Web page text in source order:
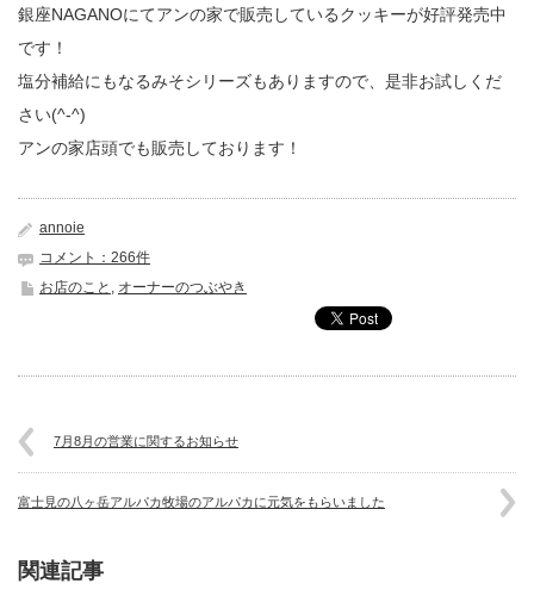
銀座NAGANOにてアンの家で販売しているクッキーが好評発売中
です！
塩分補給にもなるみそシリーズもありますので、是非お試しくだ
さい(^-^)
アンの家店頭でも販売しております！
annoie
コメント：266件
お店のこと
オーナーのつぶやき
7月8月の営業に関するお知らせ
富士見の八ヶ岳アルパカ牧場のアルパカに元気をもらいました
関連記事